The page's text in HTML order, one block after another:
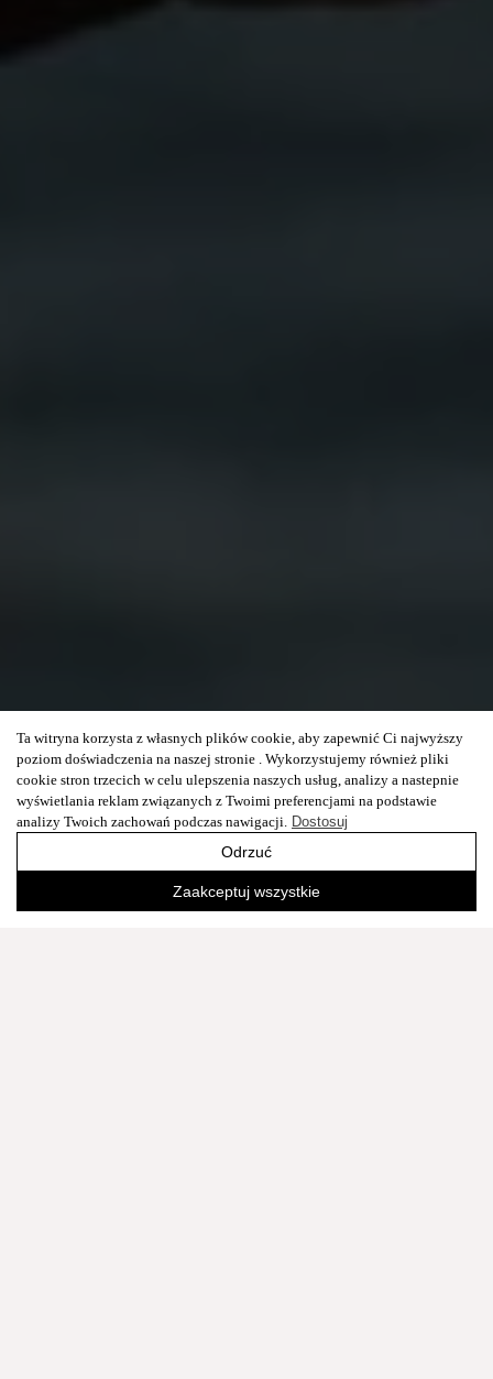
Ta witryna korzysta z własnych plików cookie, aby zapewnić Ci najwyższy
poziom doświadczenia na naszej stronie . Wykorzystujemy również pliki
cookie stron trzecich w celu ulepszenia naszych usług, analizy a nastepnie
wyświetlania reklam związanych z Twoimi preferencjami na podstawie
analizy Twoich zachowań podczas nawigacji. Dostosuj
Odrzuć
Zaakceptuj wszystkie